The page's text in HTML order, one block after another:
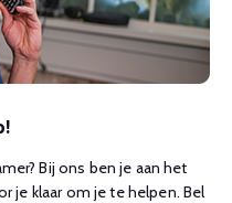
Bij ons ben je aan het
je klaar om je te helpen. Bel